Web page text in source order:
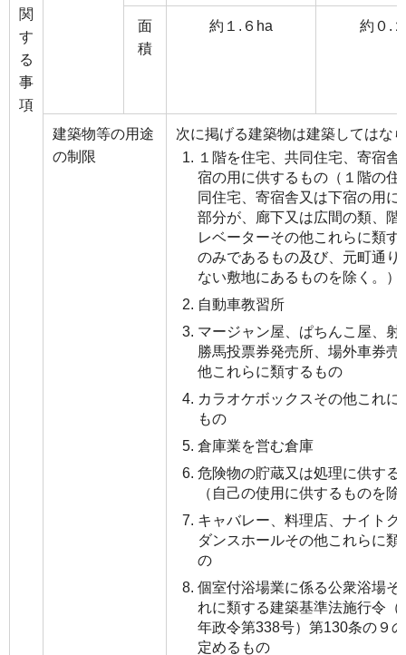
関
す
る
事
項
面
積
約１.６ha 約０.
建築物等の用途
の制限
次に掲げる建築物は建築してはな
１階を住宅、共同住宅、寄宿舎
宿の用に供するもの（１階の住
同住宅、寄宿舎又は下宿の用に
部分が、廊下又は広間の類、階
レベーターその他これらに類す
のみであるもの及び、元町通り
ない敷地にあるものを除く。）
自動車教習所
マージャン屋、ぱちんこ屋、射
勝馬投票券発売所、場外車券売
他これらに類するもの
カラオケボックスその他これに
もの
倉庫業を営む倉庫
危険物の貯蔵又は処理に供する
（自己の使用に供するものを除
キャバレー、料理店、ナイトク
ダンスホールその他これらに類
の
個室付浴場業に係る公衆浴場そ
れに類する建築基準法施行令（
年政令第338号）第130条の９
定めるもの